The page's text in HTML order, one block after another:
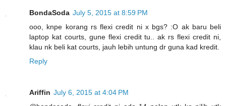
BondaSoda July 5, 2015 at 8:59 PM
ooo, knpe korang rs flexi credit ni x bgs? :O ak baru beli
laptop kat courts, gune flexi credit tu.. ak rs flexi credit ni,
klau nk beli kat courts, jauh lebih untung dr guna kad kredit.
Reply
Ariffin July 6, 2015 at 4:04 PM